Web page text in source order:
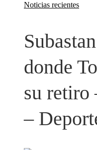
Noticias recientes
donde
su retiro
–